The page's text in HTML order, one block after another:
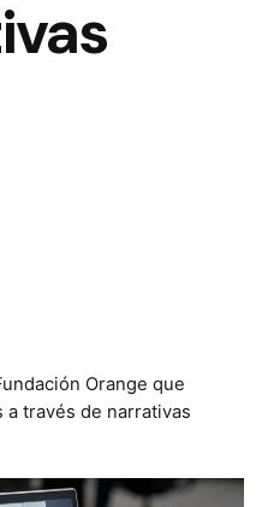
Orange que
través de narrativas